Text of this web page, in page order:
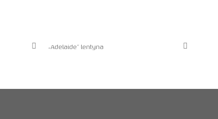
„Adelaide” lentyna